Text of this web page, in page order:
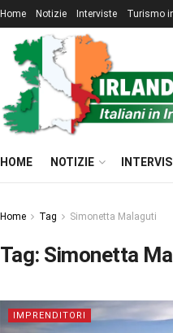
Home Notizie Interviste Turismo
HOME NOTIZIE
Home Tag Simonetta Malaguti
Tag: Simonetta
IMPRENDITORI